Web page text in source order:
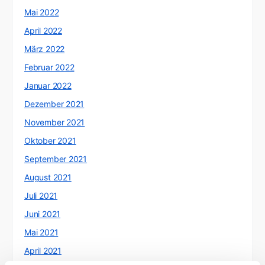
Mai 2022
April 2022
März 2022
Februar 2022
Januar 2022
Dezember 2021
November 2021
Oktober 2021
September 2021
August 2021
Juli 2021
Juni 2021
Mai 2021
April 2021